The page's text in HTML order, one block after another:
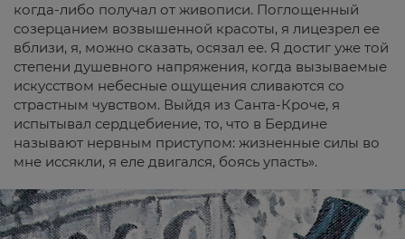
когда-либо получал от живописи. Поглощенный
созерцанием возвышенной красоты, я лицезрел ее
вблизи, я, можно сказать, осязал ее. Я достиг уже той
степени душевного напряжения, когда вызываемые
искусством небесные ощущения сливаются со
страстным чувством. Выйдя из Санта-Кроче, я
испытывал сердцебиение, то, что в Бердине
называют нервным приступом: жизненные силы во
мне иссякли, я еле двигался, боясь упасть».